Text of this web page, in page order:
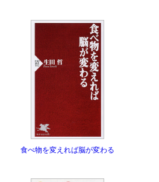
食べ物を変えれば脳が変わる